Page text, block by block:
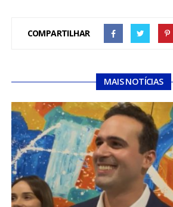
COMPARTILHAR
MAIS NOTÍCIAS